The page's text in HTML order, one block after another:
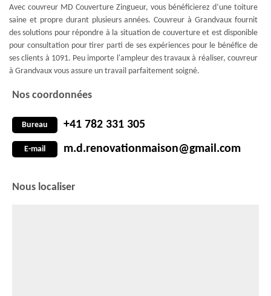
Avec couvreur MD Couverture Zingueur, vous bénéficierez d’une toiture
saine et propre durant plusieurs années. Couvreur à Grandvaux fournit
des solutions pour répondre à la situation de couverture et est disponible
pour consultation pour tirer parti de ses expériences pour le bénéfice de
ses clients à 1091. Peu importe l'ampleur des travaux à réaliser, couvreur
à Grandvaux vous assure un travail parfaitement soigné.
Nos coordonnées
Bureau +41 782 331 305
E-mail m.d.renovationmaison@gmail.com
Nous localiser